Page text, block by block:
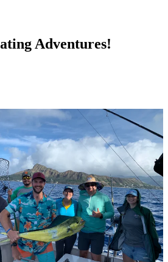
Adventures!